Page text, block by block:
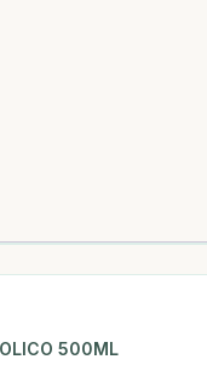
500ML